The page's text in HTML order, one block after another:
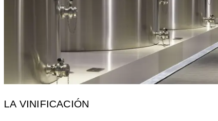
LA VINIFICACIÓN